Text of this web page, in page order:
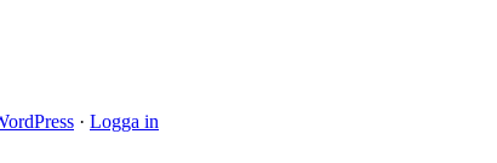
· Logga in